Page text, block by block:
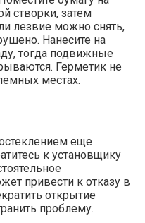
створки, затем
лезвие можно снять,
Нанесите на
тогда подвижные
Герметик не
местах.
еще
к установщику
привести к отказу в
открытие
проблему.